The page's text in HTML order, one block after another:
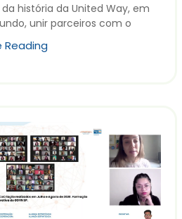
história da United Way, em
unir parceiros com o
Reading